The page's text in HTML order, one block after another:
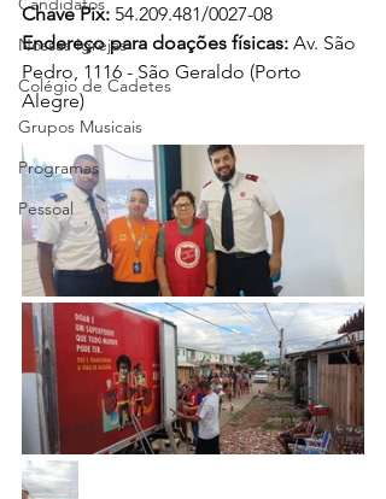
Nossas Igrejas
Colégio de Cadetes
Grupos Musicais
Programas
Pessoal
Chave Pix: 54.209.481/0027-08
Endereço para doações físicas: Av. São
Pedro, 1116 - São Geraldo (Porto
Alegre)